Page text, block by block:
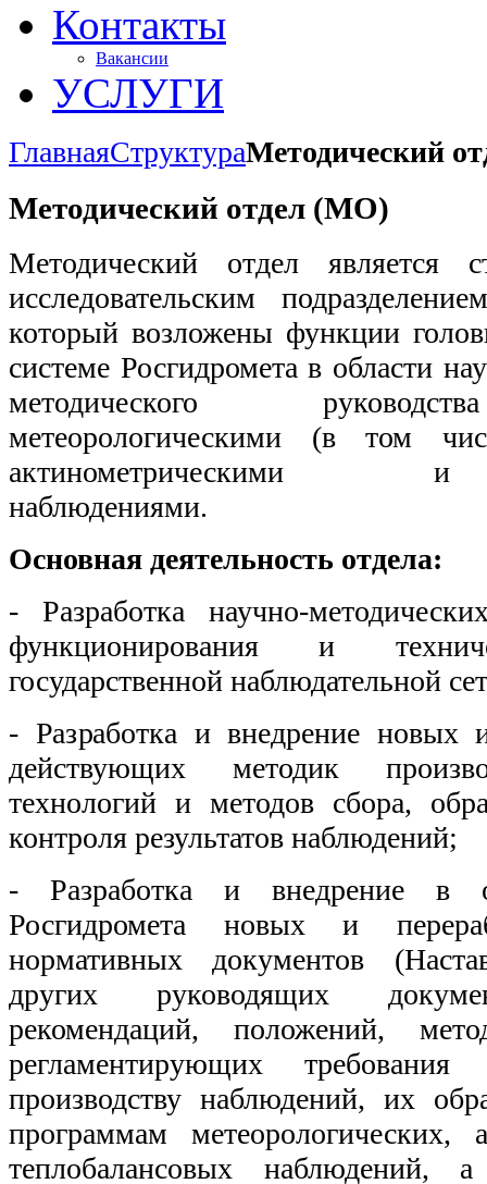
Контакты
Вакансии
УСЛУГИ
ГлавнаяСтруктураМетодический
Методический отдел (МО)
Методический отдел является
исследовательским
который возложены функции
системе Росгидромета в области
методического
метеорологическими (в том
актинометрическими и
наблюдениями.
Основная деятельность отдела:
- Разработка научно-
функционирования и
государственной наблюдательной
- Разработка и внедрение новых
действующих методик
технологий и методов сбора,
контроля результатов наблюдений;
- Разработка и внедрение в
Росгидромета новых и
нормативных документов (
других руководящих
рекомендаций, положений,
регламентирующих
производству наблюдений, их
программам метеорологических,
теплобалансовых наблюдений,